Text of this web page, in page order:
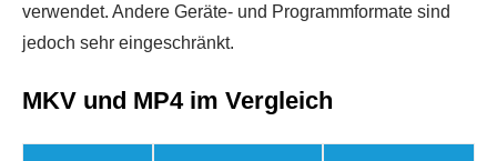
verwendet. Andere Geräte- und Programmformate sind
jedoch sehr eingeschränkt.
MKV und MP4 im Vergleich